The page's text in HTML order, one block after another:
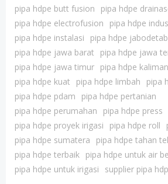
pipa hdpe butt fusion
pipa hdpe
pipa hdpe electrofusion
pipa hdpe
pipa hdpe instalasi
pipa hdpe
pipa hdpe jawa barat
pipa hdpe jawa
pipa hdpe jawa timur pipa hdpe
pipa hdpe kuat
pipa hdpe limbah
pipa
pipa hdpe pdam
pipa hdpe pertanian
pipa hdpe perumahan
pipa hdpe press
pipa hdpe proyek irigasi
pipa hdpe roll
pipa hdpe sumatera
pipa hdpe tahan
pipa hdpe terbaik pipa hdpe untuk air
pipa hdpe untuk irigasi
supplier pipa